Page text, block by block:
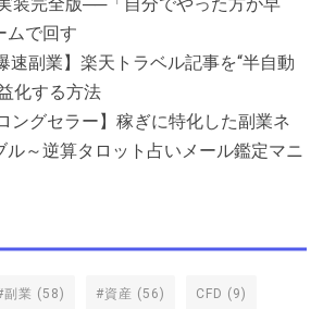
ムで回す
速副業】楽天トラベル記事を“半自動
化する方法
ングセラー】稼ぎに特化した副業ネ
ル～逆算タロット占いメール鑑定マニ
副業 (58) #資産 (56) CFD (9)